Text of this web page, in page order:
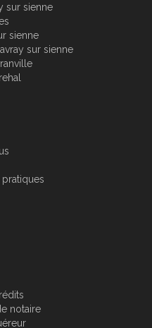
sur sienne
sienne
sur sienne
notaire